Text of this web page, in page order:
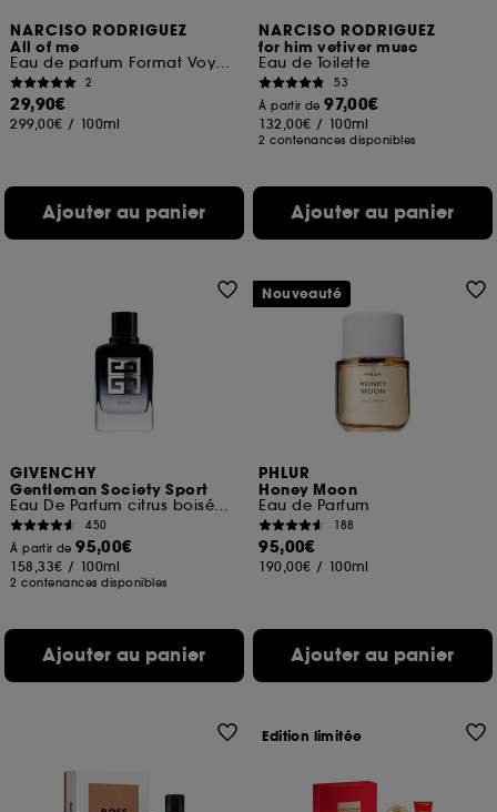
NARCISO RODRIGUEZ
All of me
Eau de parfum Format Voyage
2
29,90€
299,00€ / 100ml
Ajouter au panier
NARCISO RODRIGUEZ
for him vetiver musc
Eau de Toilette
53
À partir de97,00€
132,00€ / 100ml
2 contenances disponibles
Ajouter au panier
GIVENCHY
Gentleman Society Sport
Eau De Parfum citrus boisée florale pour homme
450
À partir de95,00€
158,33€ / 100ml
2 contenances disponibles
Ajouter au panier
PHLUR
Honey Moon
Eau de Parfum
188
95,00€
190,00€ / 100ml
Ajouter au panier
Nouveauté
Edition limitée